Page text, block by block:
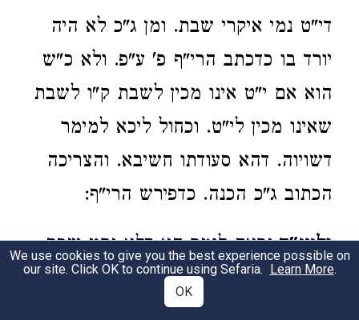
די"ט נמי איקרי שבת. ומן ג"כ לא היה
יורד בו כדכתב הרי"ף פ' ע"פ. ולא כ"ש
הוא אם י"ט אינו מכין לשבת ק"ו לשבת
שאינו מכין לי"ט. וכחול ליכא למימר
דשויוה. דהא סעודתו חשיבא. והצריכה
הכתוב ג"כ הכנה. כדפירש הרי"ף:
ולענ"דנראה לומר הא דלא נקט שבת.
דהו"א טעמא דמתני' לאו משום הכנה.
אלא כאידך אמוראי למר משום פירות
We use cookies to give you the best experience possible on
our site. Click OK to continue using Sefaria. Learn More.
OK